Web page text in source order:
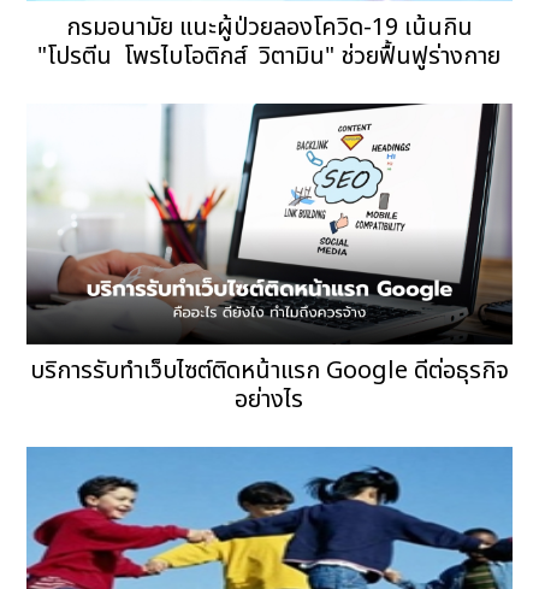
กรมอนามัย แนะผู้ป่วยลองโควิด-19 เน้นกิน
"โปรตีน  โพรไบโอติกส์  วิตามิน" ช่วยฟื้นฟูร่างกาย
บริการรับทำเว็บไซต์ติดหน้าแรก Google ดีต่อธุรกิจ
อย่างไร